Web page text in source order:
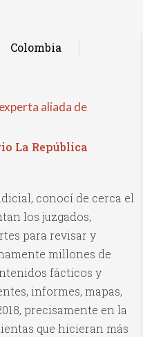
Colombia
aliada de
La República
conocí de cerca el
los juzgados,
para revisar y
millones de
fácticos y
informes, mapas,
precisamente en la
que hicieran más